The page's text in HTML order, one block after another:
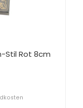
Stil Rot 8cm